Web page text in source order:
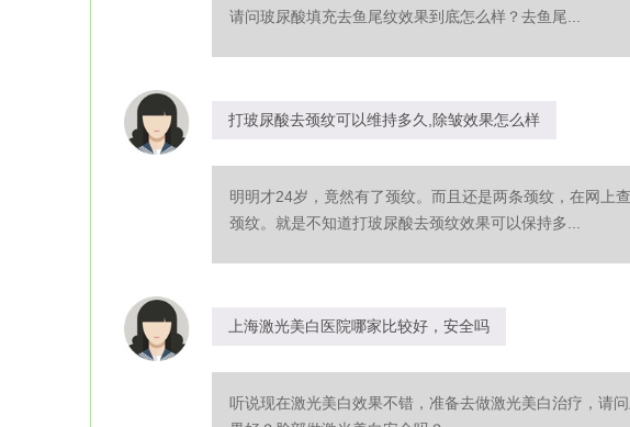
请问玻尿酸填充去鱼尾纹效果到底怎么样？去鱼尾...
打玻尿酸去颈纹可以维持多久,除皱效果怎么样
明明才24岁，竟然有了颈纹。而且还是两条颈纹，在网上
颈纹。就是不知道打玻尿酸去颈纹效果可以保持多...
上海激光美白医院哪家比较好，安全吗
听说现在激光美白效果不错，准备去做激光美白治疗，请